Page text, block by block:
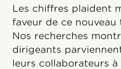
Les chiffres plaident
faveur de ce
Nos recherches
dirigeants
leurs collaborateurs